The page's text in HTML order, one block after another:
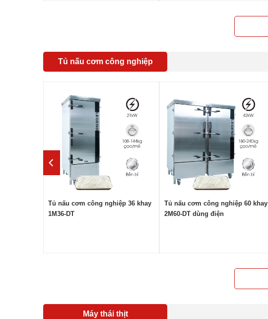
Tủ nấu cơm công nghiệp
Tủ nấu cơm công nghiệp 36 khay
1M36-DT
Tủ nấu cơm công nghiệp 60 khay
2M60-DT dùng điện
Máy thái thịt